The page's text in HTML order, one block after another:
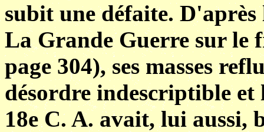
subit une défaite. D'après
La Grande Guerre sur le
page 304), ses masses
désordre indescriptible et
18e C. A. avait, lui aussi,